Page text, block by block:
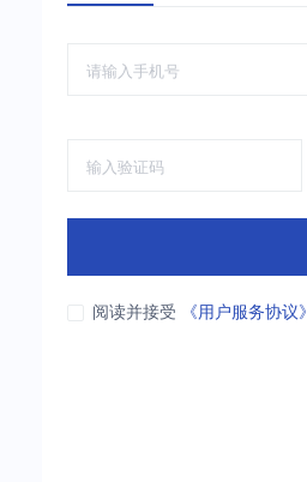
阅读并接受 《用户服务协议》